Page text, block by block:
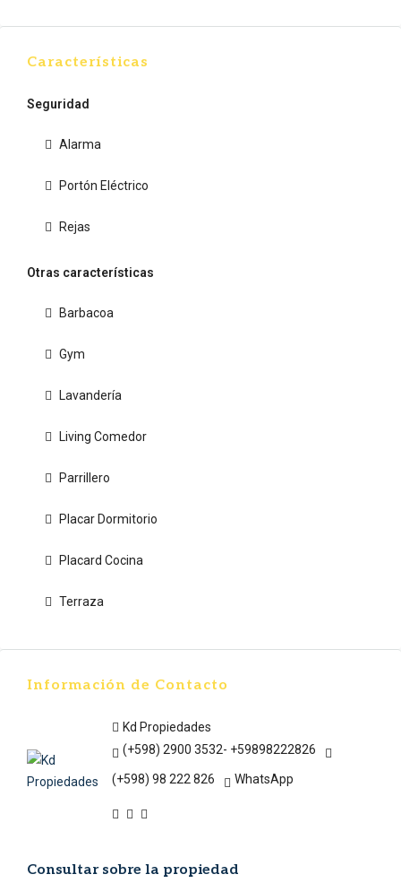
Características
Seguridad
Alarma
Portón Eléctrico
Rejas
Otras características
Barbacoa
Gym
Lavandería
Living Comedor
Parrillero
Placar Dormitorio
Placard Cocina
Terraza
Información de Contacto
Kd Propiedades
(+598) 2900 3532- +59898222826
(+598) 98 222 826 WhatsApp
Consultar sobre la propiedad